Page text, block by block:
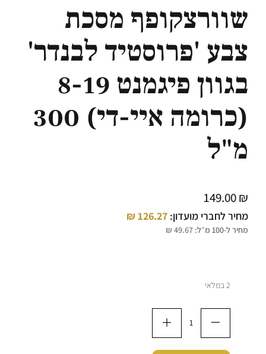
שוורצקופף מסכת
צבע 'פרוסטיד לבנדר'
בגוון פיגמנט 8-19
(כרומה איי-די) 300
מ"ל
149.00₪
מחיר לחברי מועדון: 126.27
₪
מחיר ל-100 מ״ל: 49.67
₪
2 במלאי